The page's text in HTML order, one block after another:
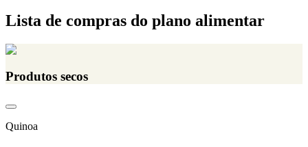
Lista de compras do plano alimentar
Produtos secos
Quinoa